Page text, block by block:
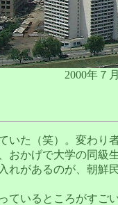
2000年７
いた（笑）。変わ
かげで大学の同級
れがあるのが、朝
ているところがす